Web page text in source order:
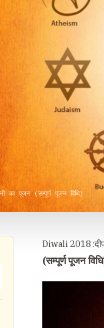
का पूजन (सम्पूर्ण पूजन विधि)
Diwali 2018
(सम्पूर्ण पूजन विधि